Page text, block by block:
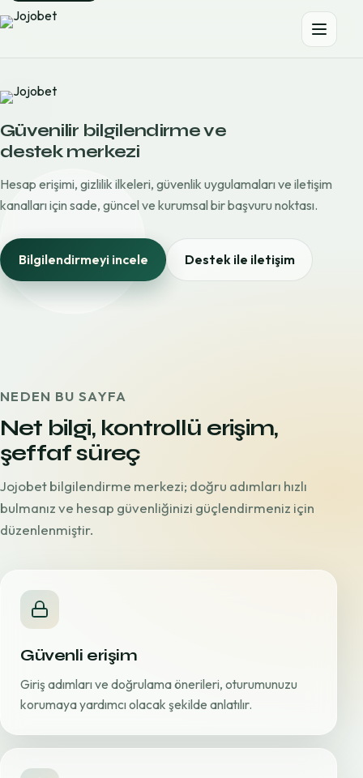
Güvenilir bilgilendirme ve
destek merkezi
Hesap erişimi, gizlilik ilkeleri, güvenlik uygulamaları ve iletişim
kanalları için sade, güncel ve kurumsal bir başvuru noktası.
Bilgilendirmeyi incele Destek ile iletişim
NEDEN BU SAYFA
Net bilgi, kontrollü erişim,
şeffaf süreç
Jojobet bilgilendirme merkezi; doğru adımları hızlı
bulmanız ve hesap güvenliğinizi güçlendirmeniz için
düzenlenmiştir.
Güvenli erişim
Giriş adımları ve doğrulama önerileri, oturumunuzu
korumaya yardımcı olacak şekilde anlatılır.